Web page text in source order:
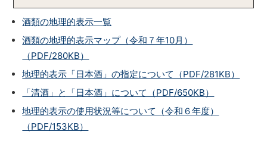
酒類の地理的表示一覧
酒類の地理的表示マップ（令和７年10月）
（PDF/280KB）
地理的表示「日本酒」の指定について（PDF/281KB）
「清酒」と「日本酒」について（PDF/650KB）
地理的表示の使用状況等について（令和６年度）
（PDF/153KB）